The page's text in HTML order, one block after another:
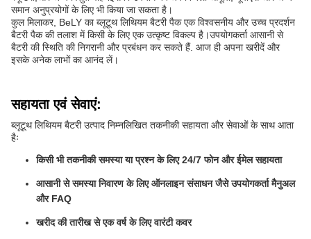
समान अनुप्रयोगों के लिए भी किया जा सकता है।
कुल मिलाकर, BeLY का ब्लूटूथ लिथियम बैटरी पैक एक विश्वसनीय और उच्च प्रदर्शन
बैटरी पैक की तलाश में किसी के लिए एक उत्कृष्ट विकल्प है।उपयोगकर्ता आसानी से
बैटरी की स्थिति की निगरानी और प्रबंधन कर सकते हैं. आज ही अपना खरीदें और
इसके अनेक लाभों का आनंद लें।
सहायता एवं सेवाएं:
ब्लूटूथ लिथियम बैटरी उत्पाद निम्नलिखित तकनीकी सहायता और सेवाओं के साथ आता
हैः
किसी भी तकनीकी समस्या या प्रश्न के लिए 24/7 फोन और ईमेल सहायता
आसानी से समस्या निवारण के लिए ऑनलाइन संसाधन जैसे उपयोगकर्ता मैनुअल
और FAQ
खरीद की तारीख से एक वर्ष के लिए वारंटी कवर